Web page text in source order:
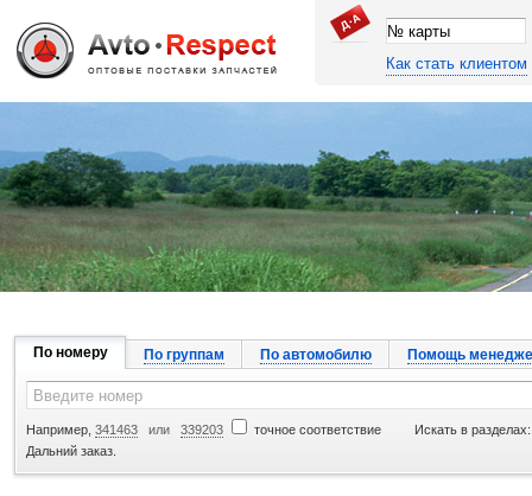
Джапан Авто
Как стать клиентом
По номеру По группам По автомобилю Помощь
Например, 341463 или 339203 точное соответствие
Искать в разделах:
Дальний заказ.